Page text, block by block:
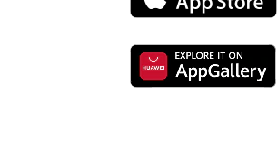
Google
Playa
s
App
Preuzmi